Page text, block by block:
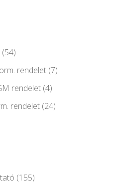
(54)
rendelet (7)
rendelet (4)
rendelet (24)
(155)